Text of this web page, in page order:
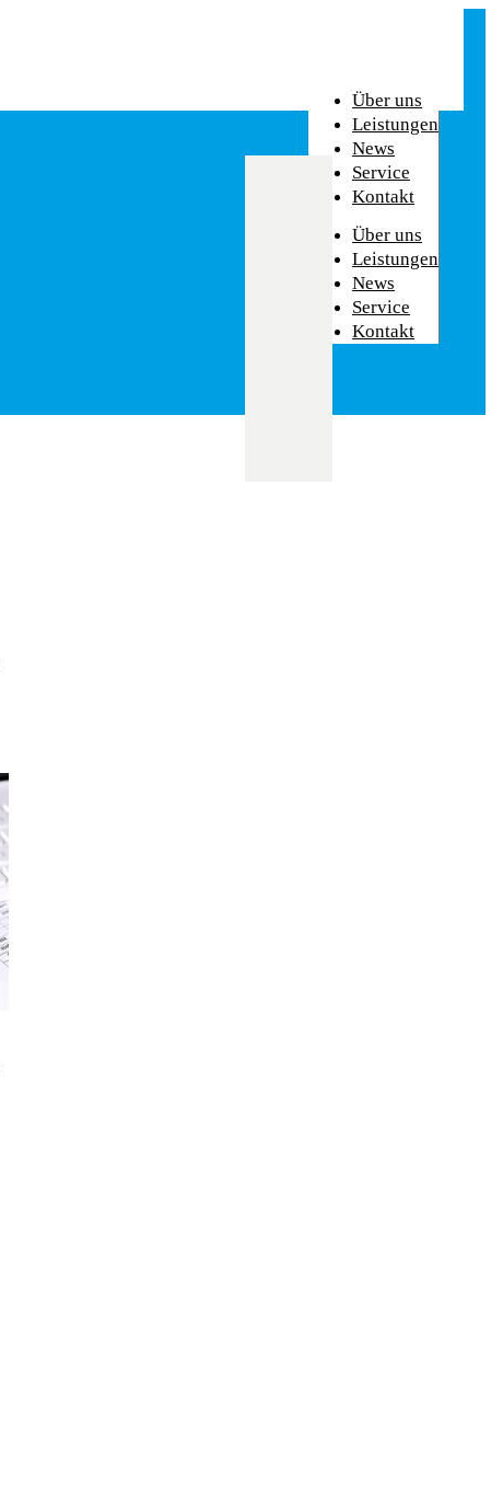
Über uns
Leistungen
News
Service
Kontakt
Über uns
Leistungen
News
Service
Kontakt